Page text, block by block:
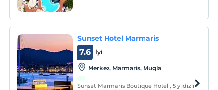
Sunset Hotel Marmaris
İyi
7.6
Merkez, Marmaris, Mugla
Sunset Marmaris Boutique Hotel , 5 yildizli